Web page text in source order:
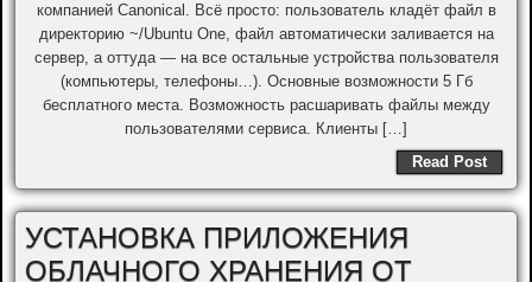
компанией Canonical. Всё просто: пользователь кладёт файл в
директорию ~/Ubuntu One, файл автоматически заливается на
сервер, а оттуда — на все остальные устройства пользователя
(компьютеры, телефоны…). Основные возможности 5 Гб
бесплатного места. Возможность расшаривать файлы между
пользователями сервиса. Клиенты […]
Read Post
УСТАНОВКА ПРИЛОЖЕНИЯ
ОБЛАЧНОГО ХРАНЕНИЯ ОТ